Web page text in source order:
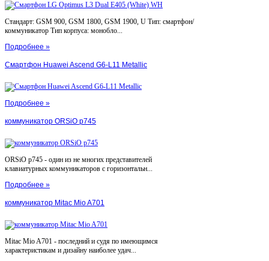
Стандарт: GSM 900, GSM 1800, GSM 1900, U Тип: смартфон/
коммуникатор Тип корпуса: монобло...
Подробнее »
Смартфон Huawei Ascend G6-L11 Metallic
Подробнее »
коммуникатор ORSiO p745
ORSiO p745 - один из не многих представителей
клавиатурных коммуникаторов с горизонтальн...
Подробнее »
коммуникатор Mitac Mio A701
Mitac Mio A701 - последний и судя по имеющимся
характеристикам и дизайну наиболее удач...